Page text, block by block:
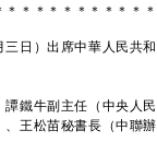
＊ ＊ ＊ ＊ ＊ ＊ ＊ ＊ ＊ ＊ ＊
）出席中華人民共和
鐵牛副主任（中央人
王松苗秘書長（中聯